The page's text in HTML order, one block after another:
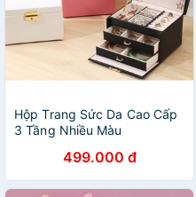
Hộp Trang Sức Da Cao Cấp
3 Tầng Nhiều Màu
499.000 đ